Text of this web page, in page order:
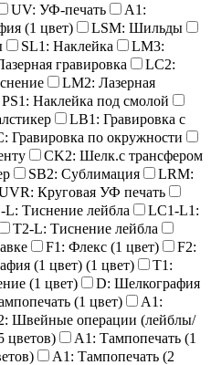
UV: УФ-печать
A1:
(1 цвет)
LSM: Шильды
SL1: Наклейка
LM3:
гравировка
LC2:
LM2: Лазерная
PS1: Наклейка под смолой
LB1: Гравировка с
Гравировка по окружности
CK2: Шелк.с трансфером
SB2: Сублимация
LRM:
Круговая УФ печать
L: Тиснение лейбла
LC1-L1:
T2-L: Тиснение лейбла
F1: Флекс (1 цвет)
F2:
(1 цвет) (1 цвет)
T1:
(1 цвет)
D: Шелкография
(1 цвет)
A1:
Швейные операции (лейблы/
цветов)
A1: Тампопечать (1
A1: Тампопечать (2